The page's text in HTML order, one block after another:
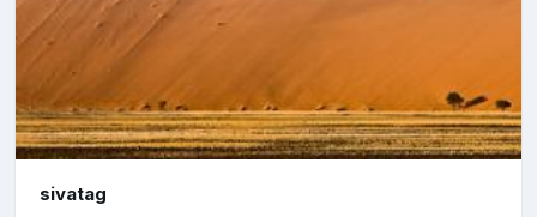
sivatag